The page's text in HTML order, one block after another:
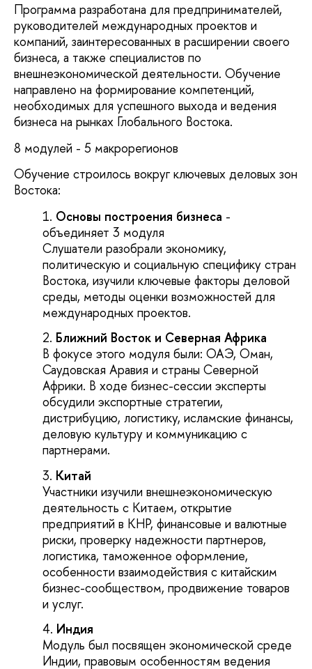
Программа разработана для предпринимателей,
руководителей международных проектов и
компаний, заинтересованных в расширении своего
бизнеса, а также специалистов по
внешнеэкономической деятельности. Обучение
направлено на формирование компетенций,
необходимых для успешного выхода и ведения
бизнеса на рынках Глобального Востока.
8 модулей - 5 макрорегионов
Обучение строилось вокруг ключевых деловых зон
Востока:
Основы построения бизнеса -
объединяет 3 модуля
Слушатели разобрали экономику,
политическую и социальную специфику стран
Востока, изучили ключевые факторы деловой
среды, методы оценки возможностей для
международных проектов.
Ближний Восток и Северная Африка
В фокусе этого модуля были: ОАЭ, Оман,
Саудовская Аравия и страны Северной
Африки. В ходе бизнес-сессии эксперты
обсудили экспортные стратегии,
дистрибуцию, логистику, исламские финансы,
деловую культуру и коммуникацию с
партнерами.
Китай
Участники изучили внешнеэкономическую
деятельность с Китаем, открытие
предприятий в КНР, финансовые и валютные
риски, проверку надежности партнеров,
логистика, таможенное оформление,
особенности взаимодействия с китайским
бизнес-сообществом, продвижение товаров
и услуг.
Индия
Модуль был посвящен экономической среде
Индии, правовым особенностям ведения